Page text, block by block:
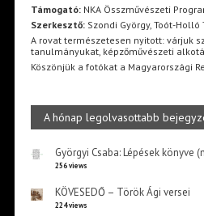
Támogató:NKA Összművészeti
Szerkesztő:Szondi György, Toót-Holló
A rovat természetesen nyitott: várjuk
tanulmányukat, képzőművészeti
Köszönjük a fotókat a Magyarországi
A hónap legolvasottabb
Györgyi Csaba: Lépések könyve
256 views
KÖVESEDŐ – Török Ági versei
224 views